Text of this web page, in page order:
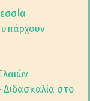
υπάρχουν
στο